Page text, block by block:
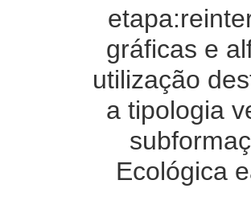
gráficas e
utilização
a tipologia
Ecológica